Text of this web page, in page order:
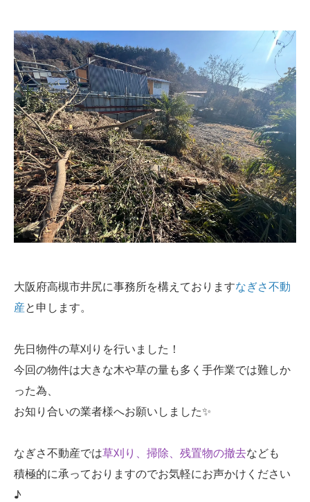
大阪府高槻市井尻に事務所を構えておりますなぎさ不動
産と申します。
先日物件の草刈りを行いました！
今回の物件は大きな木や草の量も多く手作業では難しか
った為、
お知り合いの業者様へお願いしました✨
なぎさ不動産では草刈り、掃除、残置物の撤去なども
積極的に承っておりますのでお気軽にお声かけください
♪